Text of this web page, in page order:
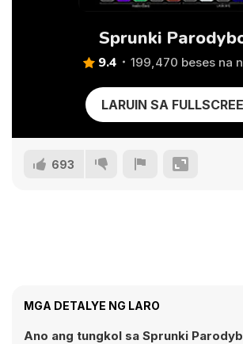
Sprunki
9.4 199,470 beses na
LARUIN SA
693
MGA DETALYE NG LARO
Ano ang tungkol sa Sprunki